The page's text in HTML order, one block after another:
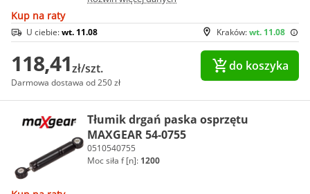
Kup na raty
Kraków:wt. 11.08
U ciebie:wt. 11.08
118,41zł/szt.
Darmowa dostawa od 250 zł
do koszyka
Tłumik drgań paska osprzętu
MAXGEAR 54-0755
0510540755
Moc siła f [n]: 1200